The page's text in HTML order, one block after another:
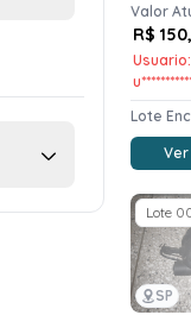
Valor
R$
Usuario:
Lote
SP
Lote